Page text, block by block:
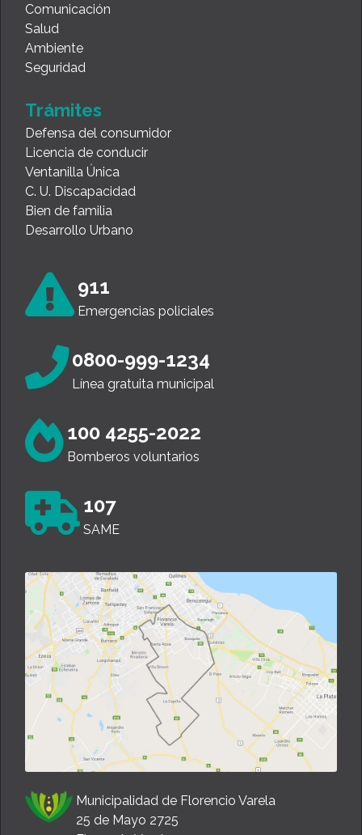
Comunicación
Salud
Ambiente
Seguridad
Trámites
Defensa del consumidor
Licencia de conducir
Ventanilla Única
C. U. Discapacidad
Bien de familia
Desarrollo Urbano
911
Emergencias policiales
0800-999-1234
Línea gratuita municipal
100 4255-2022
Bomberos voluntarios
107
SAME
Municipalidad de Florencio Varela
25 de Mayo 2725